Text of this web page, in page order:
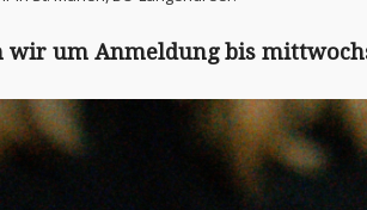
um Anmeldung bis